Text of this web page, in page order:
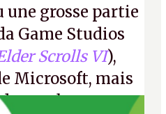
grosse partie
Game Studios
Scrolls VI),
Microsoft, mais
nombreux